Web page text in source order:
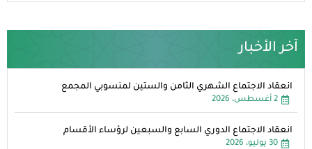
آخر الأخبار
انعقاد الاجتماع الشهري الثامن والستين لمنسوبي المجمع
2 أغسطس، 2026
انعقاد الاجتماع الدوري السابع والسبعين لرؤساء الأقسام
30 يوليو، 2026